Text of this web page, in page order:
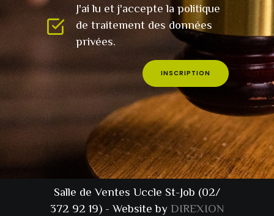
J'ai lu et j'accepte la politique
de traitement des données
privées.
INSCRIPTION
Salle de Ventes Uccle St-Job (02/
372 92 19) - Website by DIREXION